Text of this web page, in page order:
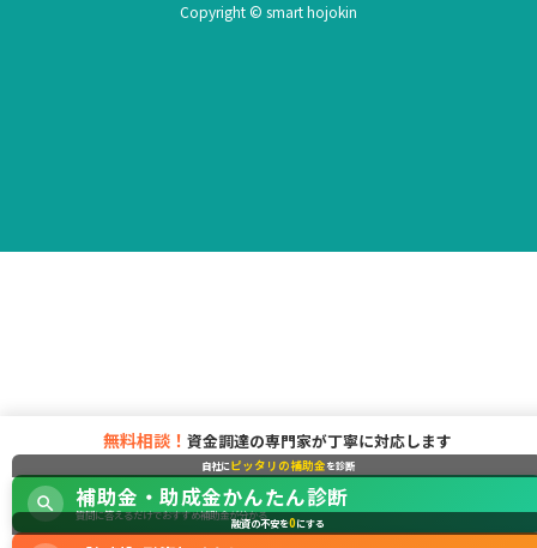
Copyright © smart hojokin
無料相談！ 資金調達の専門家が丁寧に対応します
自社にピッタリの補助金を診断
補助金・助成金かんたん診断
質問に答えるだけでおすすめ補助金が分かる
融資の不安を0にする